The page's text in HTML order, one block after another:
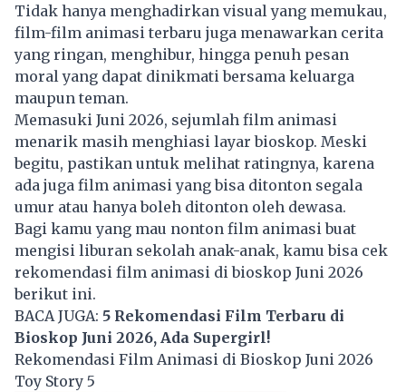
Tidak hanya menghadirkan visual yang memukau,
film-film animasi terbaru juga menawarkan cerita
yang ringan, menghibur, hingga penuh pesan
moral yang dapat dinikmati bersama keluarga
maupun teman.
Memasuki Juni 2026, sejumlah film animasi
menarik masih menghiasi layar bioskop. Meski
begitu, pastikan untuk melihat ratingnya, karena
ada juga film animasi yang bisa ditonton segala
umur atau hanya boleh ditonton oleh dewasa.
Bagi kamu yang mau nonton film animasi buat
mengisi liburan sekolah anak-anak, kamu bisa cek
rekomendasi film animasi dibioskop Juni 2026
berikut ini.
BACA JUGA: 5 Rekomendasi Film Terbaru di
Bioskop Juni 2026, Ada Supergirl!
Rekomendasi Film Animasi di Bioskop Juni 2026
Toy Story 5